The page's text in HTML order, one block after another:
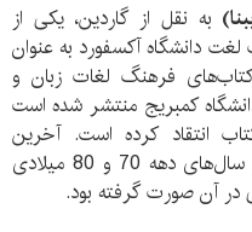
به نقل از گاردین، یکی از
دانشگاه آکسفورد به عنوان
فرهنگ لغات زبان و
کمبریج منتشر شده است
انتقاد کرده است. آخرین
ویرایش جدی دیکشنری آکسفورد در سال‌های دهه 70 و 80 میلادی
در آن صورت گرفته بود.